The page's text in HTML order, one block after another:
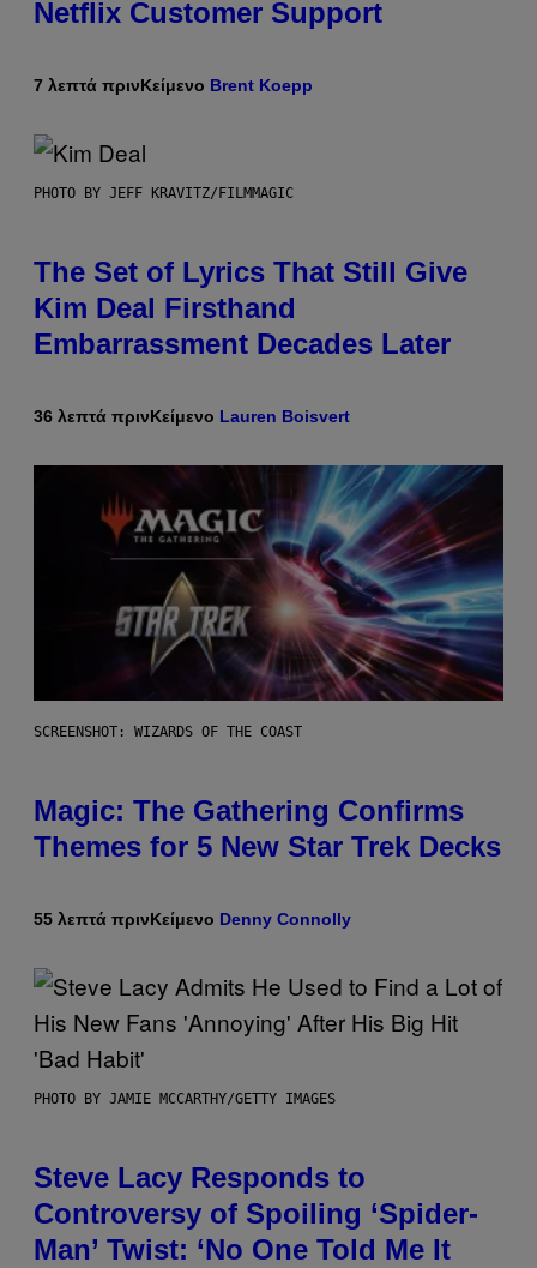
Netflix Customer Support
7 λεπτά πρινΚείμενο Brent Koepp
PHOTO BY JEFF KRAVITZ/FILMMAGIC
The Set of Lyrics That Still Give
Kim Deal Firsthand
Embarrassment Decades Later
36 λεπτά πρινΚείμενο Lauren Boisvert
SCREENSHOT: WIZARDS OF THE COAST
Magic: The Gathering Confirms
Themes for 5 New Star Trek Decks
55 λεπτά πρινΚείμενο Denny Connolly
PHOTO BY JAMIE MCCARTHY/GETTY IMAGES
Steve Lacy Responds to
Controversy of Spoiling ‘Spider-
Man’ Twist: ‘No One Told Me It